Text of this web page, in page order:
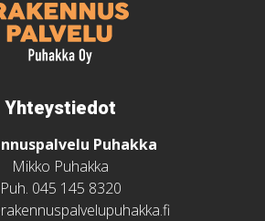
Yhteystiedot
Puhakka
Mikko Puhakka
Puh. 045 145 8320